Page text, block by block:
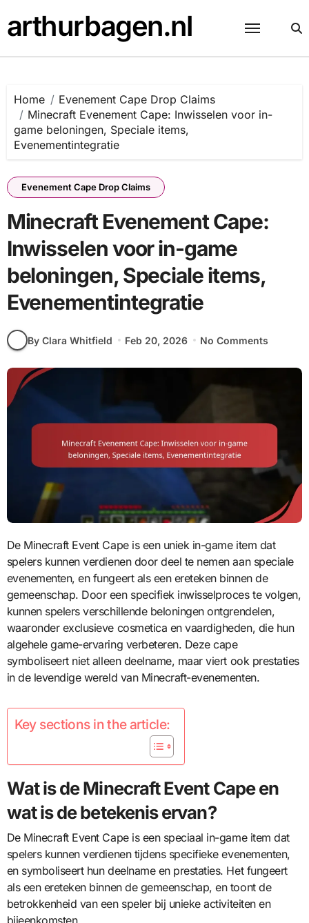
to
content
arthurbagen.nl
Home
Evenement Cape Drop Claims
Minecraft Evenement Cape: Inwisselen voor in-
game beloningen, Speciale items,
Evenementintegratie
Evenement Cape Drop Claims
Minecraft Evenement Cape:
Inwisselen voor in-game
beloningen, Speciale items,
Evenementintegratie
By Clara Whitfield Feb 20, 2026 No Comments
De Minecraft Event Cape is een uniek in-game item dat
spelers kunnen verdienen door deel te nemen aan speciale
evenementen, en fungeert als een ereteken binnen de
gemeenschap. Door een specifiek inwisselproces te volgen,
kunnen spelers verschillende beloningen ontgrendelen,
waaronder exclusieve cosmetica en vaardigheden, die hun
algehele game-ervaring verbeteren. Deze cape
symboliseert niet alleen deelname, maar viert ook prestaties
in de levendige wereld van Minecraft-evenementen.
Key sections in the article:
Wat is de Minecraft Event Cape en
wat is de betekenis ervan?
De Minecraft Event Cape is een speciaal in-game item dat
spelers kunnen verdienen tijdens specifieke evenementen,
en symboliseert hun deelname en prestaties. Het fungeert
als een ereteken binnen de gemeenschap, en toont de
betrokkenheid van een speler bij unieke activiteiten en
bijeenkomsten.